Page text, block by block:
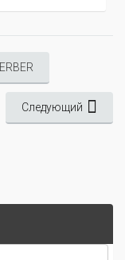
Следующий